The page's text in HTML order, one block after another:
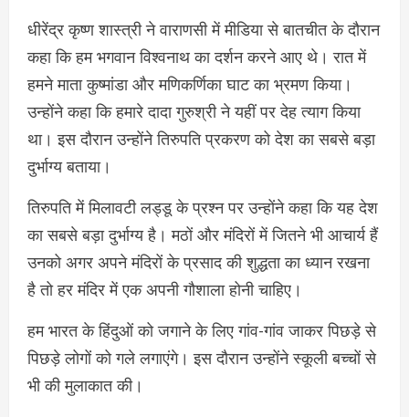
धीरेंद्र कृष्ण शास्त्री ने वाराणसी में मीडिया से बातचीत के दौरान
कहा कि हम भगवान विश्वनाथ का दर्शन करने आए थे। रात में
हमने माता कुष्मांडा और मणिकर्णिका घाट का भ्रमण किया।
उन्होंने कहा कि हमारे दादा गुरुश्री ने यहीं पर देह त्याग किया
था। इस दौरान उन्होंने तिरुपति प्रकरण को देश का सबसे बड़ा
दुर्भाग्य बताया।
तिरुपति में मिलावटी लड्डू के प्रश्न पर उन्होंने कहा कि यह देश
का सबसे बड़ा दुर्भाग्य है। मठों और मंदिरों में जितने भी आचार्य हैं
उनको अगर अपने मंदिरों के प्रसाद की शुद्धता का ध्यान रखना
है तो हर मंदिर में एक अपनी गौशाला होनी चाहिए।
हम भारत के हिंदुओं को जगाने के लिए गांव-गांव जाकर पिछड़े से
पिछड़े लोगों को गले लगाएंगे। इस दौरान उन्होंने स्कूली बच्चों से
भी की मुलाकात की।